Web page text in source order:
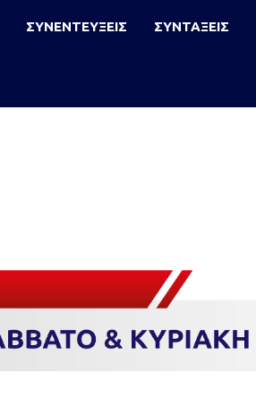
ΣΥΝΕΝΤΕΥΞΕΙΣ ΣΥΝΤΑΞΕΙΣ